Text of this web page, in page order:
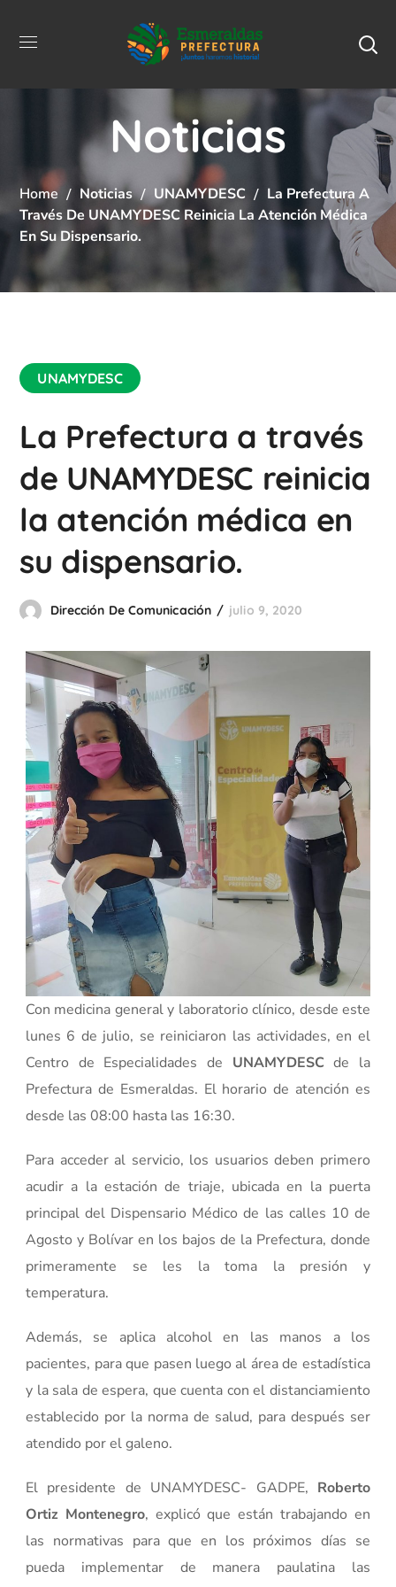
Noticias
Home Noticias UNAMYDESC
La Prefectura A
Través De UNAMYDESC Reinicia La Atención Médica
En Su Dispensario.
UNAMYDESC
La Prefectura a través
de UNAMYDESC reinicia
la atención médica en
su dispensario.
Dirección De Comunicación julio 9, 2020
Con medicina general y laboratorio clínico, desde este
lunes 6 de julio, se reiniciaron las actividades, en el
Centro de Especialidades de UNAMYDESC de la
Prefectura de Esmeraldas. El horario de atención es
desde las 08:00 hasta las 16:30.
Para acceder al servicio, los usuarios deben primero
acudir a la estación de triaje, ubicada en la puerta
principal del Dispensario Médico de las calles 10 de
Agosto y Bolívar en los bajos de la Prefectura, donde
primeramente se les la toma la presión y
temperatura.
Además, se aplica alcohol en las manos a los
pacientes, para que pasen luego al área de estadística
y la sala de espera, que cuenta con el distanciamiento
establecido por la norma de salud, para después ser
atendido por el galeno.
El presidente de UNAMYDESC- GADPE, Roberto
Ortiz Montenegro, explicó que están trabajando en
las normativas para que en los próximos días se
pueda implementar de manera paulatina las